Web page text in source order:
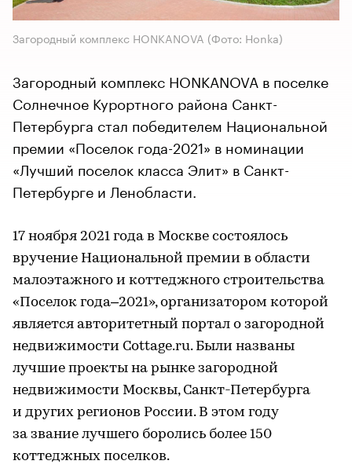
Загородный комплекс HONKANOVA (Фото: Honka)
Загородный комплекс HONKANOVA в поселке
Солнечное Курортного района Санкт-
Петербурга стал победителем Национальной
премии «Поселок года-2021» в номинации
«Лучший поселок класса Элит» в Санкт-
Петербурге и Ленобласти.
17 ноября 2021 года в Москве состоялось
вручение Национальной премии в области
малоэтажного и коттеджного строительства
«Поселок года–2021», организатором которой
является авторитетный портал о загородной
недвижимости Cottage.ru. Были названы
лучшие проекты на рынке загородной
недвижимости Москвы, Санкт-Петербурга
и других регионов России. В этом году
за звание лучшего боролись более 150
коттеджных поселков.